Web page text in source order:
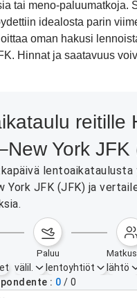
tai meno-paluumatkoja.
idealosta parin
oman hakusi
Hinnat ja saatavuus
reitille
York JFK
lentoaikataulusta
York JFK (JFK) ja
paluu
ei mitään
välil. lentoyhtiöt lähtö
0 / 0